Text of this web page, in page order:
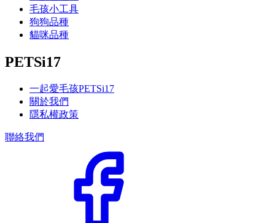
毛孩小工具
狗狗品種
貓咪品種
PETSi17
一起愛毛孩PETSi17
關於我們
隱私權政策
聯絡我們